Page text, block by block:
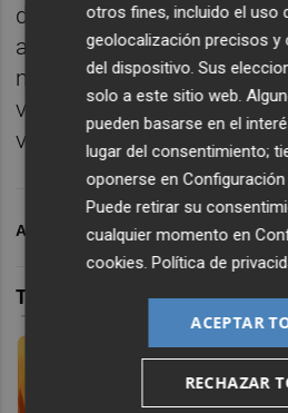
dominio del Ferca en las
absolutas y
más destacado de un
volvió a reunir a la élite
valenciana.
ARCHIVADO EN POLIDEPORTIVO
otros fines, incluido el uso
geolocalización precisos y
del dispositivo. Sus
solo a este sitio web.
pueden basarse en el
lugar del consentimiento;
oponerse en
Puede retirar su
cualquier momento en
cookies.Política de
ACEPTAR
RECHAZAR